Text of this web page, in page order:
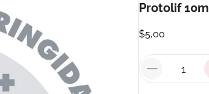
Protolif
$5,00